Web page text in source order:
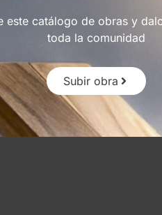
este catálogo de obras y
toda la comunidad
Subir obra